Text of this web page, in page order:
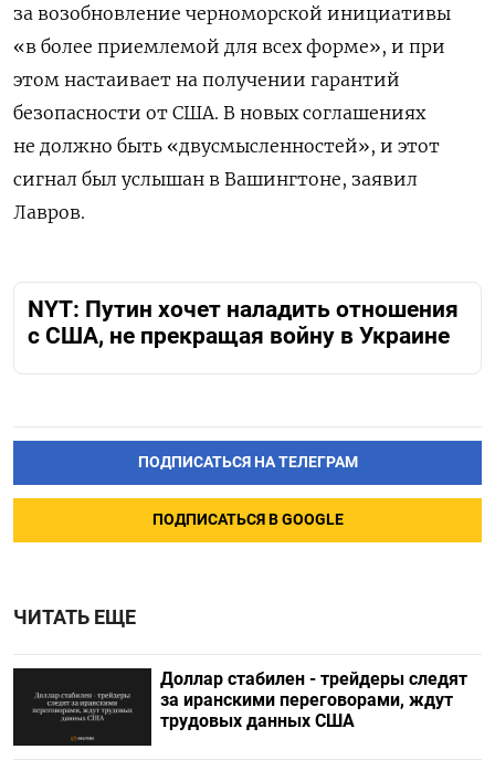
за возобновление черноморской инициативы
«в более приемлемой для всех форме», и при
этом настаивает на получении гарантий
безопасности от США. В новых соглашениях
не должно быть «двусмысленностей», и этот
сигнал был услышан в Вашингтоне, заявил
Лавров.
NYT: Путин хочет наладить отношения
с США, не прекращая войну в Украине
ПОДПИСАТЬСЯ НА ТЕЛЕГРАМ
ПОДПИСАТЬСЯ В GOOGLE
ЧИТАТЬ ЕЩЕ
Доллар стабилен - трейдеры следят
за иранскими переговорами, ждут
трудовых данных США